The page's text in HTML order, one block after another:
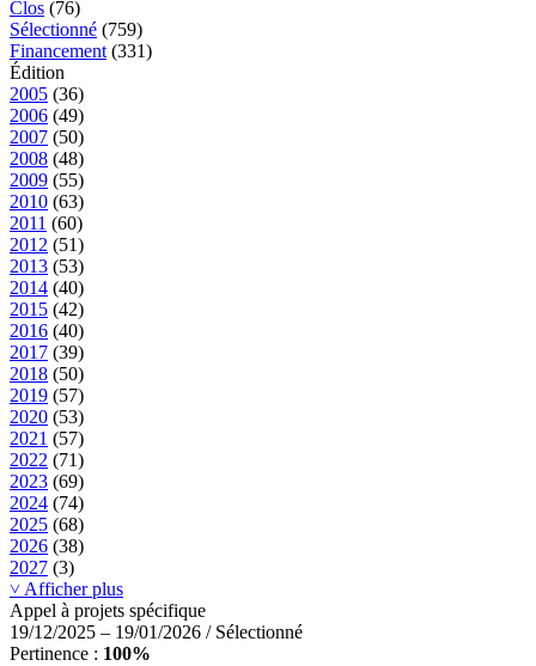
Clos (76)
Sélectionné (759)
Financement (331)
Édition
2005 (36)
2006 (49)
2007 (50)
2008 (48)
2009 (55)
2010 (63)
2011 (60)
2012 (51)
2013 (53)
2014 (40)
2015 (42)
2016 (40)
2017 (39)
2018 (50)
2019 (57)
2020 (53)
2021 (57)
2022 (71)
2023 (69)
2024 (74)
2025 (68)
2026 (38)
2027 (3)
˅ Afficher plus
Appel à projets spécifique
19/12/2025 – 19/01/2026 / Sélectionné
Pertinence : 100%